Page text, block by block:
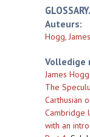
Auteurs:
Hogg, James
Volledige
James Hogg
The
Carthusian
Cambridge
with an